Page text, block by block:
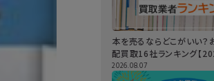
本を売るならどこがいい？
配買取16社ランキング【
2026.08.07